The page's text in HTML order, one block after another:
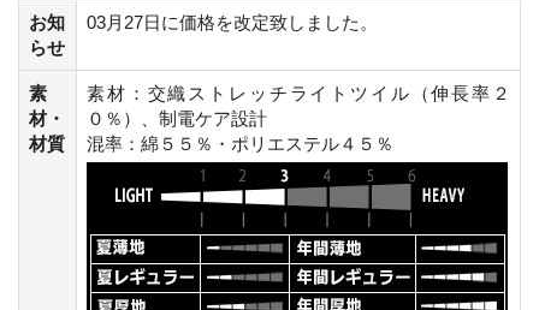
お知
らせ
03月27日に価格を改定致しました。
素
材・
材質
素材：交織ストレッチライトツイル（伸長率２
０％）、制電ケア設計
混率：綿５５％・ポリエステル４５％